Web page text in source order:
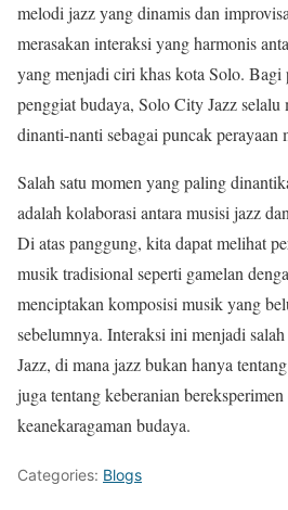
melodi jazz yang dinamis dan
merasakan interaksi yang harmonis
yang menjadi ciri khas kota Solo. Bagi
penggiat budaya, Solo City Jazz selalu
dinanti-nanti sebagai puncak perayaan
Salah satu momen yang paling
adalah kolaborasi antara musisi jazz
Di atas panggung, kita dapat melihat
musik tradisional seperti gamelan
menciptakan komposisi musik yang
sebelumnya. Interaksi ini menjadi
Jazz, di mana jazz bukan hanya
juga tentang keberanian
keanekaragaman budaya.
Categories: Blogs